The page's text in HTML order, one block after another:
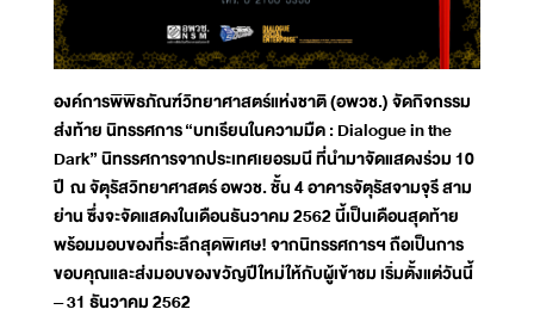
องค์การพิพิธภัณฑ์วิทยาศาสตร์แห่งชาติ (อพวช.) จัดกิจกรรม
ส่งท้าย นิทรรศการ“บทเรียนในความมืด : Dialogue in the
Dark” นิทรรศการจากประเทศเยอรมนี ที่นำมาจัดแสดงร่วม 10
ปี ณ จัตุรัสวิทยาศาสตร์ อพวช. ชั้น 4 อาคารจัตุรัสจามจุรี สาม
ย่าน ซึ่งจะจัดแสดงในเดือนธันวาคม 2562 นี้เป็นเดือนสุดท้าย
พร้อมมอบของที่ระลึกสุดพิเศษ! จากนิทรรศการฯ ถือเป็นการ
ขอบคุณและส่งมอบของขวัญปีใหม่ให้กับผู้เข้าชม เริ่มตั้งแต่วันนี้
– 31 ธันวาคม 2562